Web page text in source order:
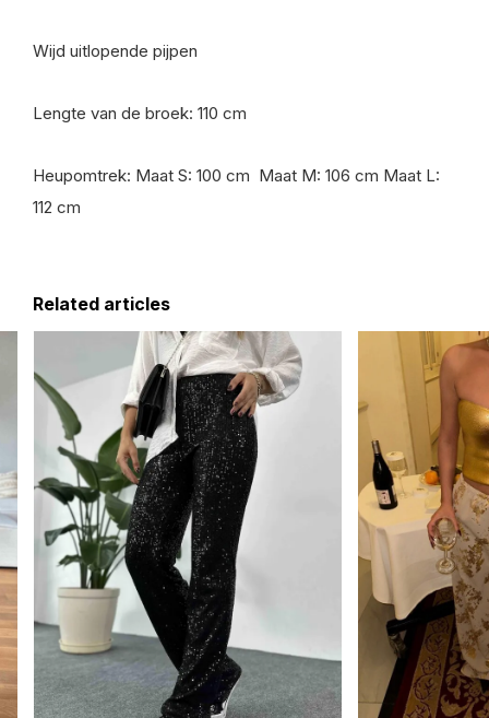
Wijd uitlopende pijpen
Lengte van de broek: 110 cm
Heupomtrek: Maat S: 100 cm Maat M: 106 cm Maat L:
112 cm
Related articles